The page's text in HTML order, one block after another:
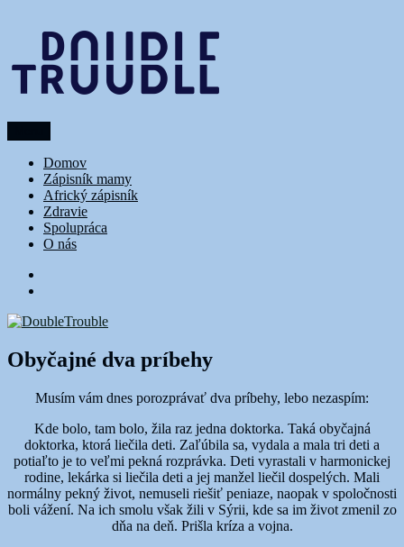
DoubleTrouble
Domov
Zápisník mamy
Africký zápisník
Zdravie
Spolupráca
O nás
Obyčajné dva príbehy
Musím vám dnes porozprávať dva príbehy, lebo nezaspím:
Kde bolo, tam bolo, žila raz jedna doktorka. Taká obyčajná
doktorka, ktorá liečila deti. Zaľúbila sa, vydala a mala tri deti a
potiaľto je to veľmi pekná rozprávka. Deti vyrastali v harmonickej
rodine, lekárka si liečila deti a jej manžel liečil dospelých. Mali
normálny pekný život, nemuseli riešiť peniaze, naopak v spoločnosti
boli vážení. Na ich smolu však žili v Sýrii, kde sa im život zmenil zo
dňa na deň. Prišla kríza a vojna.